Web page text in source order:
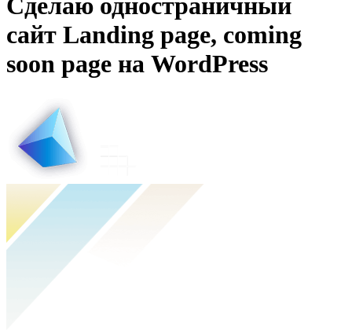
сайт Landing page, coming
soon page на WordPress